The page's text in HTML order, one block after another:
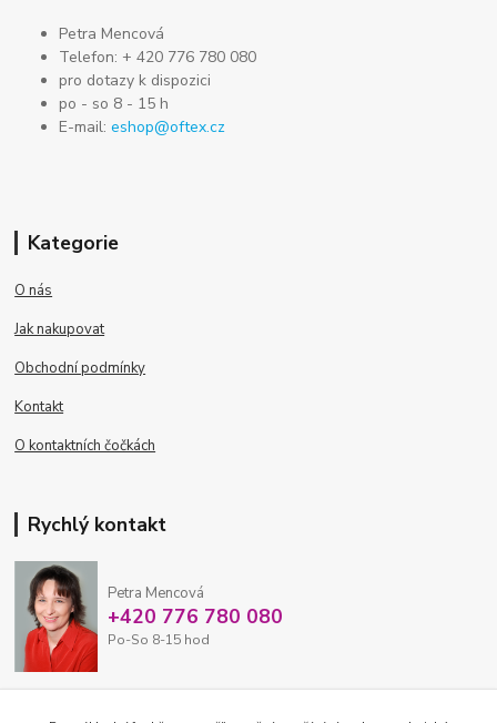
Petra Mencová
Telefon: + 420 776 780 080
pro dotazy k dispozici
po - so 8 - 15 h
E-mail:eshop@oftex.cz
Kategorie
O nás
Jak nakupovat
Obchodní podmínky
Kontakt
O kontaktních čočkách
Rychlý kontakt
Petra Mencová
+420 776 780 080
Po-So 8-15 hod